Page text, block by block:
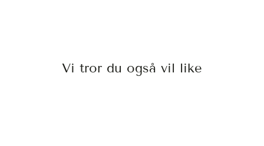
Vi tror du også vil like